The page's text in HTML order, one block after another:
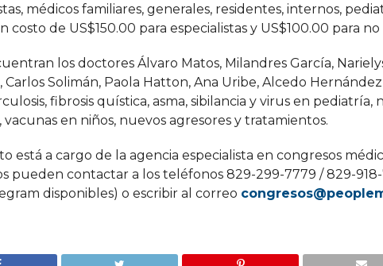
médicos familiares, generales, residentes, internos,
de US$150.00 para especialistas y US$100.00 para no
los doctores Álvaro Matos, Milandres García,
Solimán, Paola Hatton, Ana Uribe, Alcedo
fibrosis quística, asma, sibilancia y virus en
vacunas en niños, nuevos agresores y tratamientos.
está a cargo de la agencia especialista en congresos
pueden contactar a los teléfonos 829-299-7779 / 829-
disponibles) o escribir al correo